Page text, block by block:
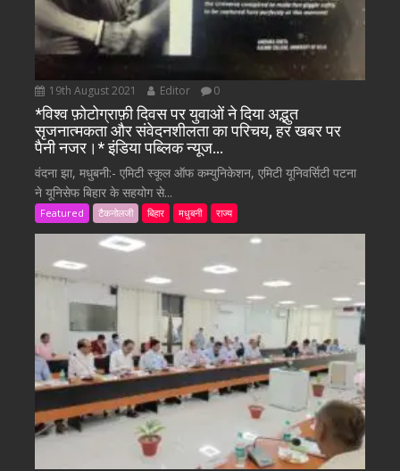
19th August 2021 Editor 0
*विश्व फ़ोटोग्राफ़ी दिवस पर युवाओं ने दिया अद्भुत
सृजनात्मकता और संवेदनशीलता का परिचय, हर खबर पर
पैनी नजर।* इंडिया पब्लिक न्यूज…
वंदना झा, मधुबनी:- एमिटी स्कूल ऑफ कम्युनिकेशन, एमिटी यूनिवर्सिटी पटना
ने यूनिसेफ बिहार के सहयोग से...
Featured टैकनोलजी बिहार मधुबनी राज्य